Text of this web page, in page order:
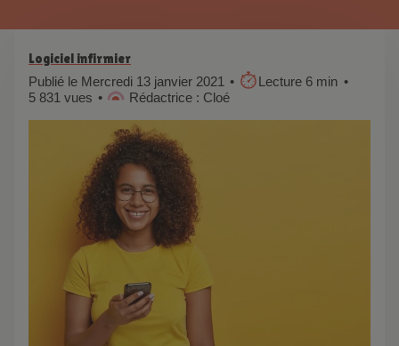
Logiciel infirmier
Publié le Mercredi 13 janvier 2021
Lecture 6 min
5 831 vues
Rédactrice : Cloé